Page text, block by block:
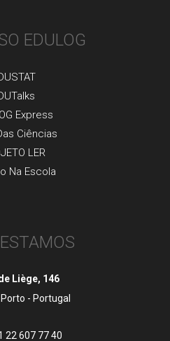
EDULOG
Express
Ciências
LER
Na Escola
Liège, 146
- Portugal
22 607 77 40